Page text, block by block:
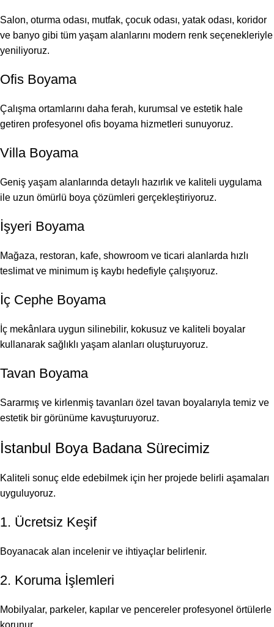
Salon, oturma odası, mutfak, çocuk odası, yatak odası, koridor
ve banyo gibi tüm yaşam alanlarını modern renk seçenekleriyle
yeniliyoruz.
Ofis Boyama
Çalışma ortamlarını daha ferah, kurumsal ve estetik hale
getiren profesyonel ofis boyama hizmetleri sunuyoruz.
Villa Boyama
Geniş yaşam alanlarında detaylı hazırlık ve kaliteli uygulama
ile uzun ömürlü boya çözümleri gerçekleştiriyoruz.
İşyeri Boyama
Mağaza, restoran, kafe, showroom ve ticari alanlarda hızlı
teslimat ve minimum iş kaybı hedefiyle çalışıyoruz.
İç Cephe Boyama
İç mekânlara uygun silinebilir, kokusuz ve kaliteli boyalar
kullanarak sağlıklı yaşam alanları oluşturuyoruz.
Tavan Boyama
Sararmış ve kirlenmiş tavanları özel tavan boyalarıyla temiz ve
estetik bir görünüme kavuşturuyoruz.
İstanbul Boya Badana Sürecimiz
Kaliteli sonuç elde edebilmek için her projede belirli aşamaları
uyguluyoruz.
1. Ücretsiz Keşif
Boyanacak alan incelenir ve ihtiyaçlar belirlenir.
2. Koruma İşlemleri
Mobilyalar, parkeler, kapılar ve pencereler profesyonel örtülerle
korunur.